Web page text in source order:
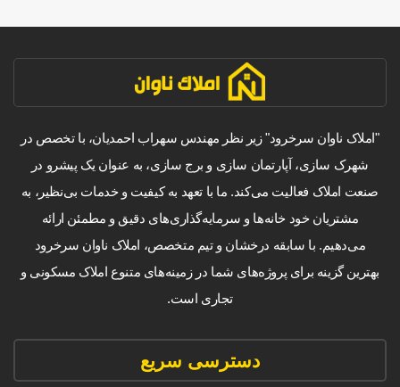
"املاک ناوان سرخرود" زیر نظر مهندس سهراب احمدیان، با تخصص در
شهرک سازی، آپارتمان سازی و برج سازی، به عنوان یک پیشرو در
صنعت املاک فعالیت می‌کند. ما با تعهد به کیفیت و خدمات بی‌نظیر، به
مشتریان خود خانه‌ها و سرمایه‌گذاری‌های دقیق و مطمئن ارائه
می‌دهیم. با سابقه درخشان و تیم متخصص، املاک ناوان سرخرود
بهترین گزینه برای پروژه‌های شما در زمینه‌های متنوع املاک مسکونی و
تجاری است.
دسترسی سریع